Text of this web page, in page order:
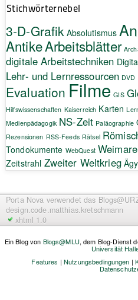
Stichwörternebel
3-D-Grafik Absolutismus
AntikeArbeitsblätter
digitale Arbeitstechniken
Lehr- und Lernressourcen DVD
Evaluation Filme GIS
Hilfswissenschaften Kaiserreich Karten
Medienpädagogik NS-Zeit Paläographie
Rezensionen RSS-Feeds Rätsel
Tondokumente WebQuest
Zeitstrahl Zweiter Weltkrieg
Porta Nova verwendet das
design.code. matthias.kretschmann
xhtml 1.0
Ein Blog von Blogs@MLU, dem Blog-Dienst
Universität
Features | Nutzungsbedingungen |